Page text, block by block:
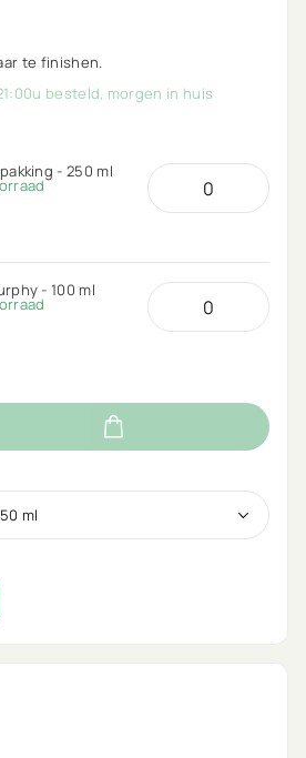
te finishen.
besteld, morgen in huis
- 250 ml
- 100 ml